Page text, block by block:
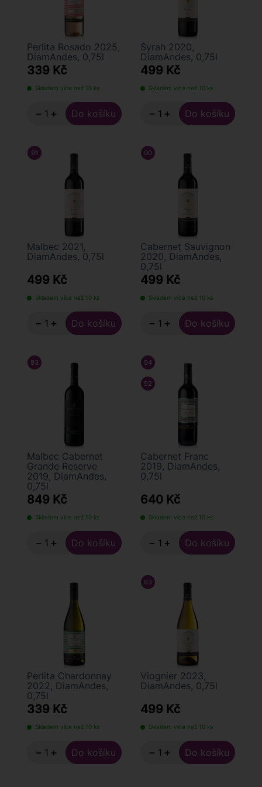
Perlita Rosado 2025,
DiamAndes, 0,75l
339 Kč
Skladem více než 10 ks
− +
Syrah 2020,
DiamAndes, 0,75l
499 Kč
Skladem více než 10 ks
− +
91 TIM ATKIN
Malbec 2021,
DiamAndes, 0,75l
499 Kč
Skladem více než 10 ks
− +
90 TIM ATKIN
Cabernet Sauvignon
2020, DiamAndes,
0,75l
499 Kč
Skladem více než 10 ks
− +
93 TIM ATKIN
Malbec Cabernet
Grande Reserve
2019, DiamAndes,
0,75l
849 Kč
Skladem více než 10 ks
− +
94 JAMES SUCKLING
92 TIM ATKIN
Cabernet Franc
2019, DiamAndes,
0,75l
640 Kč
Skladem více než 10 ks
− +
Perlita Chardonnay
2022, DiamAndes,
0,75l
339 Kč
Skladem více než 10 ks
− +
93 TIM ATKIN
Viognier 2023,
DiamAndes, 0,75l
499 Kč
Skladem více než 10 ks
− +